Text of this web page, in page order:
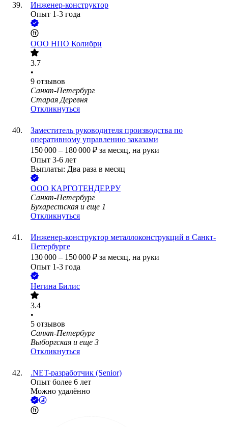
Инженер-конструктор
Опыт 1-3 года
ООО НПО Колибри
3.7
•
9 отзывов
Санкт-Петербург
Старая Деревня
Откликнуться
Заместитель руководителя производства по
оперативному управлению заказами
150 000 – 180 000 ₽ за месяц, на руки
Опыт 3-6 лет
Выплаты: Два раза в месяц
ООО КАРГОТЕНДЕР.РУ
Санкт-Петербург
Бухарестская и еще 1
Откликнуться
Инженер-конструктор металлоконструкций в Санкт-
Петербурге
130 000 – 150 000 ₽ за месяц, на руки
Опыт 1-3 года
Негина Билис
3.4
•
5 отзывов
Санкт-Петербург
Выборгская и еще 3
Откликнуться
.NET-разработчик (Senior)
Опыт более 6 лет
Можно удалённо